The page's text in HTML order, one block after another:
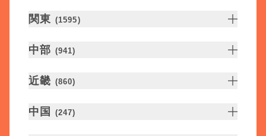
関東 (1595)
中部 (941)
近畿 (860)
中国 (247)